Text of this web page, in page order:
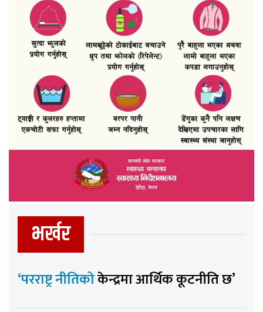
भर्खर
‘परराष्ट्र नीतिकोकेन्द्रमा आर्थिक कूटनीति छ’